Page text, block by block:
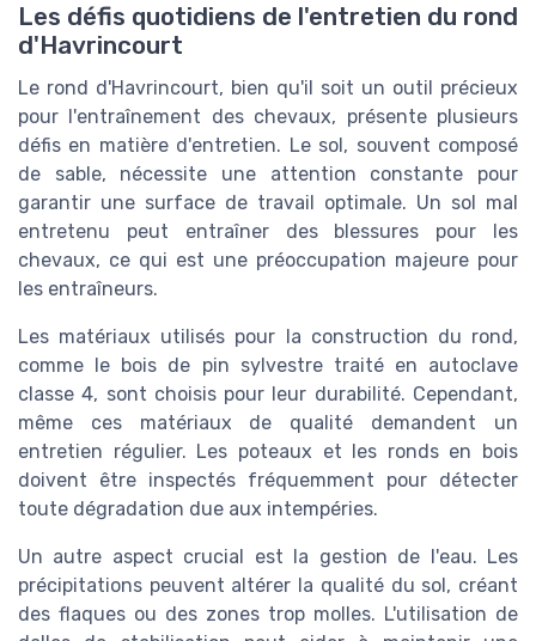
Les défis quotidiens de l'entretien du rond
d'Havrincourt
Le rond d'Havrincourt, bien qu'il soit un outil précieux
pour l'entraînement des chevaux, présente plusieurs
défis en matière d'entretien. Le sol, souvent composé
de sable, nécessite une attention constante pour
garantir une surface de travail optimale. Un sol mal
entretenu peut entraîner des blessures pour les
chevaux, ce qui est une préoccupation majeure pour
les entraîneurs.
Les matériaux utilisés pour la construction du rond,
comme le bois de pin sylvestre traité en autoclave
classe 4, sont choisis pour leur durabilité. Cependant,
même ces matériaux de qualité demandent un
entretien régulier. Les poteaux et les ronds en bois
doivent être inspectés fréquemment pour détecter
toute dégradation due aux intempéries.
Un autre aspect crucial est la gestion de l'eau. Les
précipitations peuvent altérer la qualité du sol, créant
des flaques ou des zones trop molles. L'utilisation de